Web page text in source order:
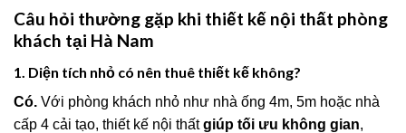
Câu hỏi thường gặp khi thiết kế nội thất phòng
khách tại Hà Nam
1. Diện tích nhỏ có nên thuê thiết kế không?
Có. Với phòng khách nhỏ như nhà ống 4m, 5m hoặc nhà
cấp 4 cải tạo, thiết kế nội thấtgiúp tối ưu không gian,